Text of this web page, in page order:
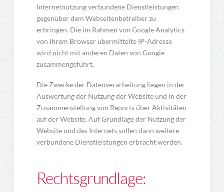
Internetnutzung verbundene Dienstleistungen
gegenüber dem Webseitenbetreiber zu
erbringen. Die im Rahmen von Google Analytics
von Ihrem Browser übermittelte IP-Adresse
wird nicht mit anderen Daten von Google
zusammengeführt.
Die Zwecke der Datenverarbeitung liegen in der
Auswertung der Nutzung der Website und in der
Zusammenstellung von Reports über Aktivitäten
auf der Website. Auf Grundlage der Nutzung der
Website und des Internets sollen dann weitere
verbundene Dienstleistungen erbracht werden.
Rechtsgrundlage: